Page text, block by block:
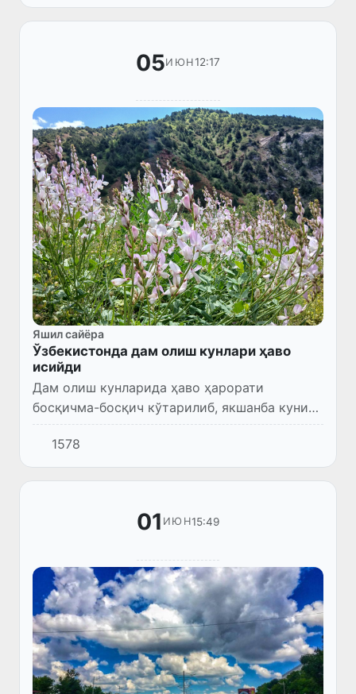
05ИЮН12:17
Яшил сайёра
Ўзбекистонда дам олиш кунлари ҳаво
исийди
Дам олиш кунларида ҳаво ҳарорати
босқичма-босқич кўтарилиб, якшанба куни
кундузи 34–37 даражагача етиши
кутилмоқда.
1578
01 ИЮН15:49